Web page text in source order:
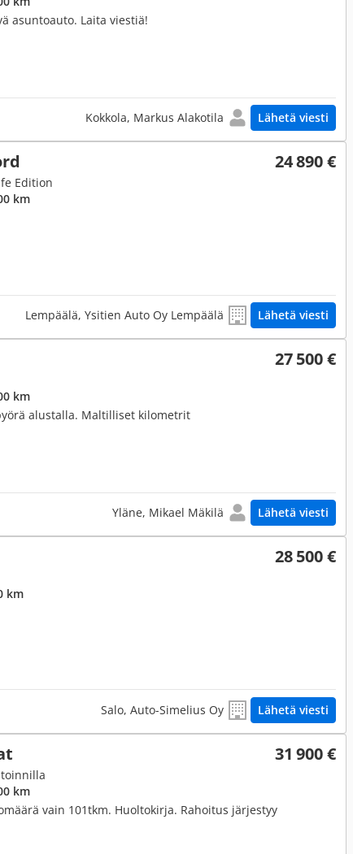
asuntoauto. Laita viestiä!
Kokkola, Markus Alakotila Lähetä viesti
24 890 €
Edition
km
Lempäälä, Ysitien Auto Oy Lempäälä Lähetä viesti
27 500 €
km
alustalla. Maltilliset kilometrit
Yläne, Mikael Mäkilä Lähetä viesti
28 500 €
km
Salo, Auto-Simelius Oy Lähetä viesti
31 900 €
km
vain 101tkm. Huoltokirja. Rahoitus järjestyy